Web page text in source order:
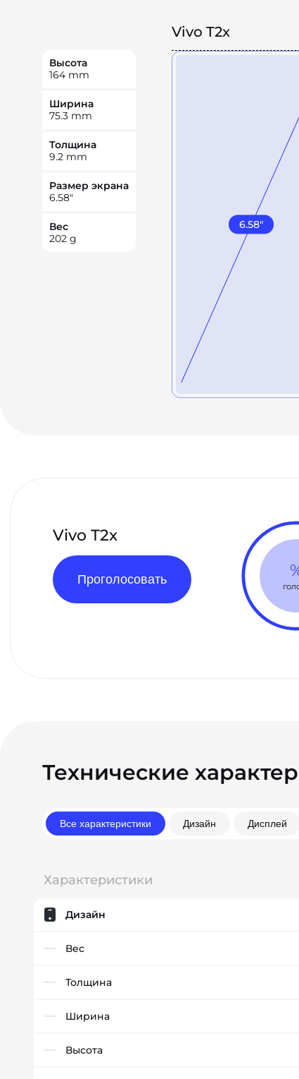
Vivo T2x
Высота
164 mm
Ширина
75.3 mm
Толщина
9.2 mm
Размер экрана
6.58"
Вес
202 g
6.58"
Vivo T2x
Проголосовать
Технические
Все характеристики Дизайн Дисплей
Характеристики
Дизайн
Вес
Толщина
Ширина
Высота